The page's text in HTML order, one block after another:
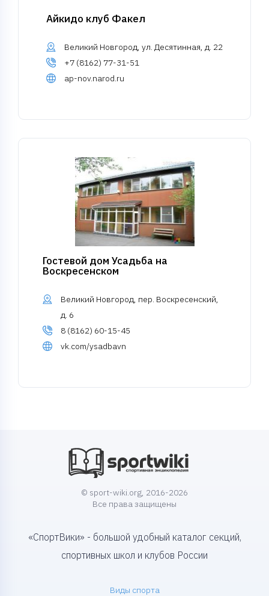
Айкидо клуб Факел
Великий Новгород, ул. Десятинная, д. 22
+7 (8162) 77-31-51
ap-nov.narod.ru
Гостевой дом Усадьба на
Воскресенском
Великий Новгород, пер. Воскресенский,
д. 6
8 (8162) 60-15-45
vk.com/ysadbavn
© sport-wiki.org, 2016-2026
Все права защищены
«СпортВики» - большой удобный каталог секций,
спортивных школ и клубов России
Виды спорта